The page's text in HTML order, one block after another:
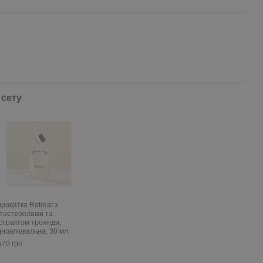
Retreat з
та
троянди,
30 мл
грн